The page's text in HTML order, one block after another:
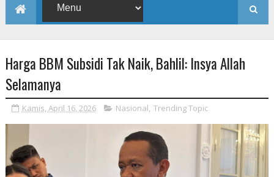
Harga BBM Subsidi Tak Naik, Bahlil: Insya Allah
Selamanya
Kamis, April 16, 2026 Nasional, Trending Topic